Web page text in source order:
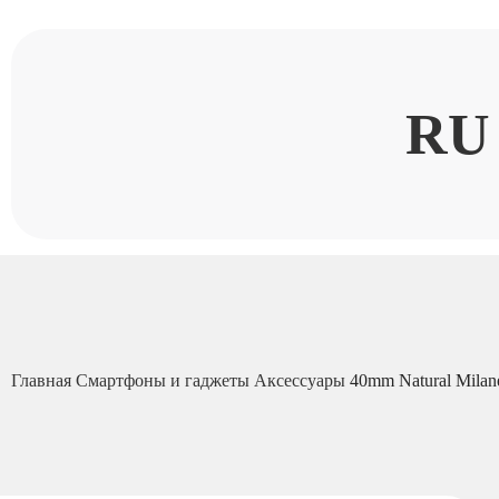
RU
Главная Смартфоны и гаджеты Аксессуары 40mm Natural